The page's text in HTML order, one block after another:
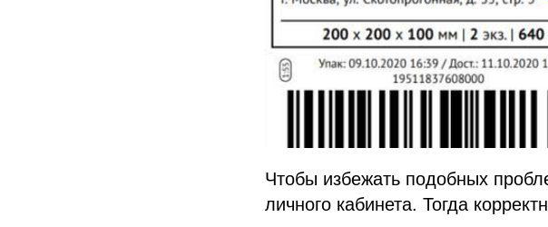
Чтобы избежать подобных
личного кабинета. Тогда